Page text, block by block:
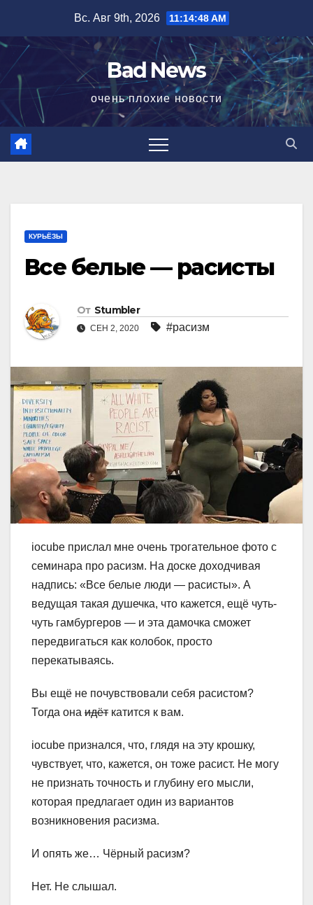
содержимому
Вс. Авг 9th, 2026 11:14:48 AM
Bad News
очень плохие новости
КУРЬЁЗЫ
Все белые — расисты
От Stumbler
СЕН 2, 2020 #расизм
iocube прислал мне очень трогательное фото с
семинара про расизм. На доске доходчивая
надпись: «Все белые люди — расисты». А
ведущая такая душечка, что кажется, ещё чуть-
чуть гамбургеров — и эта дамочка сможет
передвигаться как колобок, просто
перекатываясь.
Вы ещё не почувствовали себя расистом?
Тогда она идёт катится к вам.
iocube признался, что, глядя на эту крошку,
чувствует, что, кажется, он тоже расист. Не могу
не признать точность и глубину его мысли,
которая предлагает один из вариантов
возникновения расизма.
И опять же… Чёрный расизм?
Нет. Не слышал.